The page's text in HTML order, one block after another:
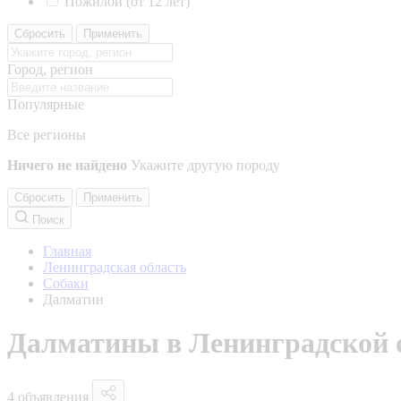
Сбросить Применить
Город, регион
Популярные
Все регионы
Ничего не найдено Укажите другую породу
Сбросить
Применить
Поиск
Главная
Ленинградская область
Собаки
Далматин
Далматины в Ленинградской
4 объявления